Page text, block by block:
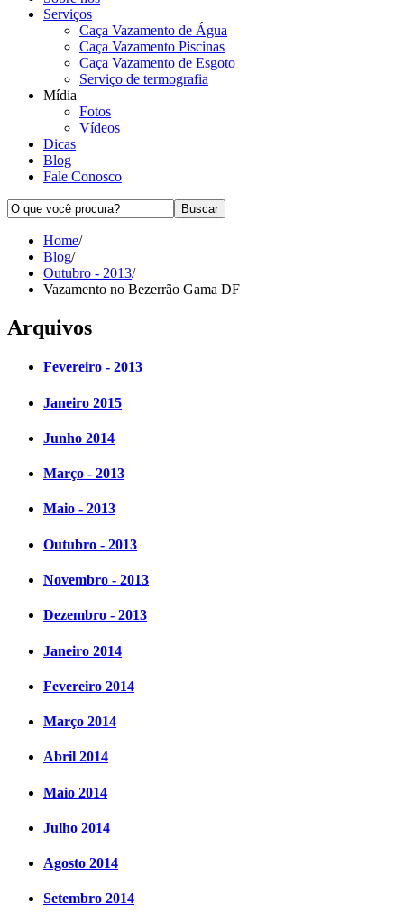
Serviços
Caça Vazamento de Água
Caça Vazamento Piscinas
Caça Vazamento de Esgoto
Serviço de termografia
Mídia
Fotos
Vídeos
Dicas
Blog
Fale Conosco
Home/
Blog/
Outubro - 2013/
Vazamento no Bezerrão Gama DF
Arquivos
Fevereiro - 2013
Janeiro 2015
Junho 2014
Março - 2013
Maio - 2013
Outubro - 2013
Novembro - 2013
Dezembro - 2013
Janeiro 2014
Fevereiro 2014
Março 2014
Abril 2014
Maio 2014
Julho 2014
Agosto 2014
Setembro 2014